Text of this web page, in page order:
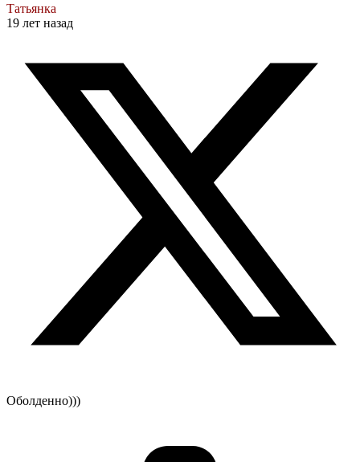
Татьянка
19 лет назад
Оболденно)))